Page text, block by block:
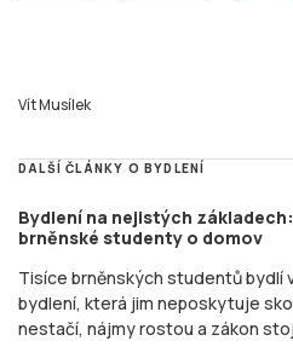
Vít Musílek
DALŠÍ ČLÁNKY O BYDLENÍ
Bydlení na nejistých
brněnské studenty o domov
Tisíce brněnských studentů bydlí
bydlení, která jim neposkytuje
nestačí, nájmy rostou a zákon